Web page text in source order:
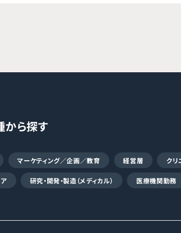
から探す
マーケティング／企画／教育 経営層 クリ
研究・開発・製造（メディカル） 医療機関勤務